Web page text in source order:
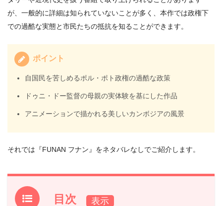
が、一般的に詳細は知られていないことが多く、本作では政権下
での過酷な実態と市民たちの抵抗を知ることができます。
ポイント
自国民を苦しめるポル・ポト政権の過酷な政策
ドゥニ・ドー監督の母親の実体験を基にした作品
アニメーションで描かれる美しいカンボジアの風景
それでは『FUNAN フナン』をネタバレなしでご紹介します。
目次